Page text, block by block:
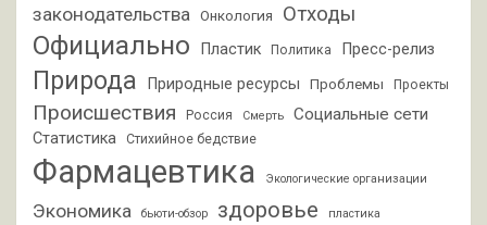
законодательства Онкология Отходы
Официально Пластик Политика Пресс-релиз
Природа Природные ресурсы Проблемы Проекты
Происшествия Россия Смерть Социальные сети
Статистика Стихийное бедствие
Фармацевтика Экологические организации
Экономика бьюти-обзор здоровье пластика